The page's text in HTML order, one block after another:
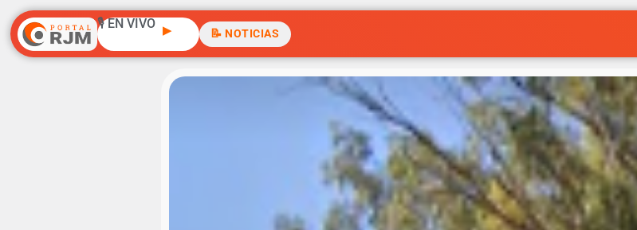
🎙️ EN VIVO ▶ 📝 NOTICIAS